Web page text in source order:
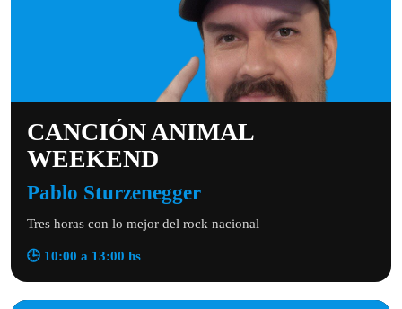
CANCIÓN ANIMAL
WEEKEND
Pablo Sturzenegger
Tres horas con lo mejor del rock nacional
🕒 10:00 a 13:00 hs